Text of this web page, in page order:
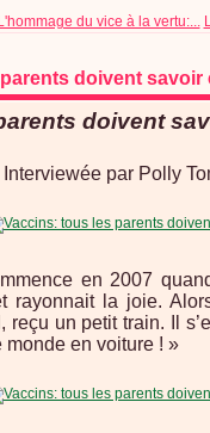
du vice à la vertu:...
doivent savoir
doivent
par Polly
en 2007
rayonnait la joie.
reçu un petit train. Il
monde en voiture ! »